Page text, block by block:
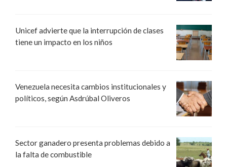
Unicef advierte que la interrupción de clases
tiene un impacto en los niños
Venezuela necesita cambios institucionales y
políticos, según Asdrúbal Oliveros
Sector ganadero presenta problemas debido a
la falta de combustible